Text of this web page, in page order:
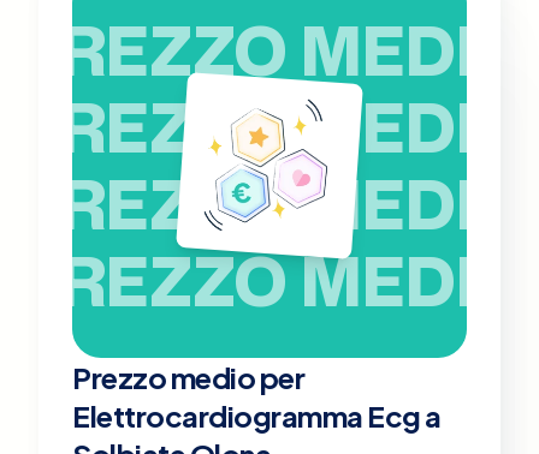
PREZZO MEDIO
PREZZO MEDIO
PREZZO MEDIO
PREZZO MEDIO
Prezzo medio per
Elettrocardiogramma Ecg a